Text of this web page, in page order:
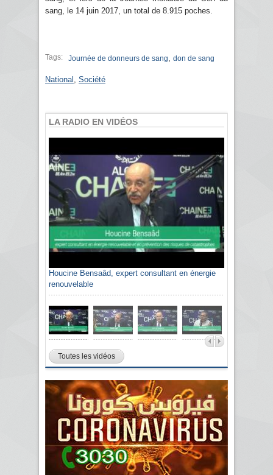
sang, le 14 juin 2017, un total de 8.915 poches.
Tags: Journée de donneurs de sang don de sang
National Société
LA RADIO EN VIDÉOS
Houcine Bensaâd, expert consultant en énergie
renouvelable
Toutes les vidéos